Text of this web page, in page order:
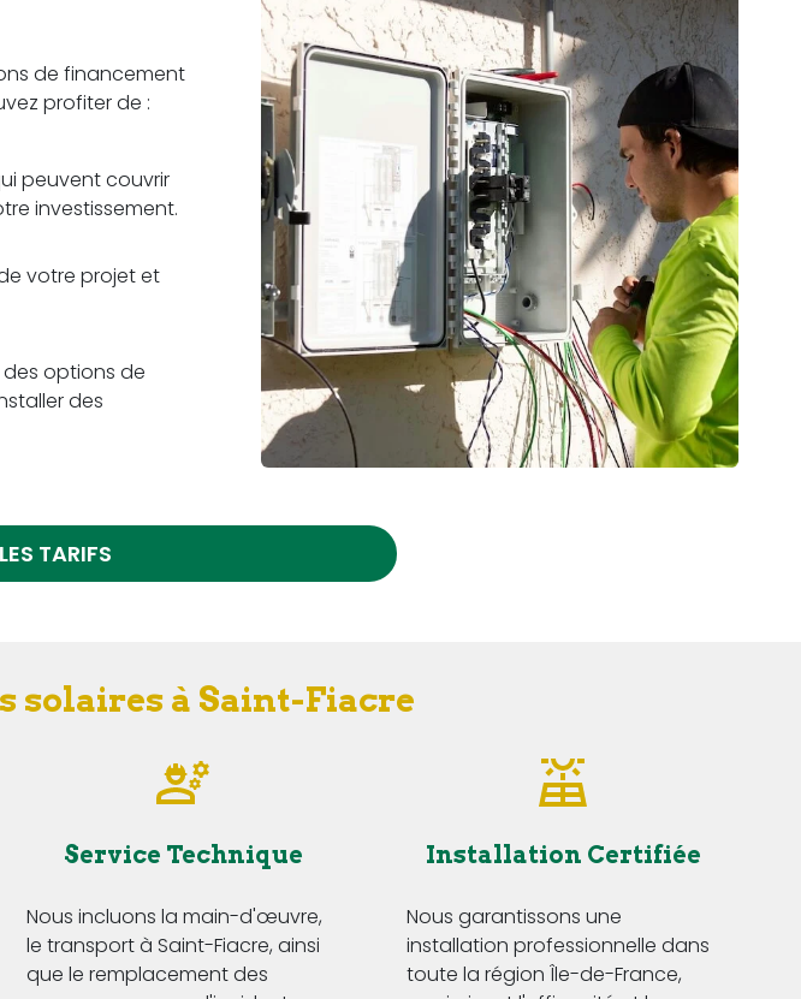
de financement
profiter de :
peuvent couvrir
investissement.
votre projet et
options de
des
TARIFS
solaires à Saint-Fiacre
Service Technique
Nous incluons la main-d'œuvre,
le transport à Saint-Fiacre, ainsi
que le remplacement des
Installation Certifiée
Nous garantissons une
installation professionnelle dans
toute la région Île-de-France,